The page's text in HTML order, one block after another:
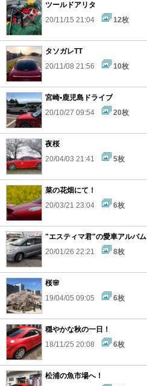
ツールドアリタ
20/11/15 21:04
12枚
タソガレTT
20/11/08 21:56
10枚
宮崎•鹿児島ドライブ
20/10/27 09:54
20枚
夜桜
20/04/03 21:41
5枚
菜の花畑にて！
20/03/21 23:04
6枚
"エスティマ君"の愛車アルバム
20/01/26 22:21
8枚
桜🌸
19/04/05 09:05
6枚
穏やかな秋の一日！
18/11/25 20:08
6枚
松浦の魚市場へ！